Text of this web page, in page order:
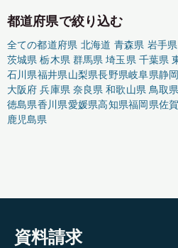
都道府県で絞り込む
全ての都道府県 北海道 青森県 岩手県
茨城県 栃木県 群馬県 埼玉県 千葉県
石川県福井県山梨県長野県岐阜県静
大阪府 兵庫県 奈良県 和歌山県 鳥取県
徳島県香川県愛媛県高知県福岡県佐
鹿児島県
資料請求